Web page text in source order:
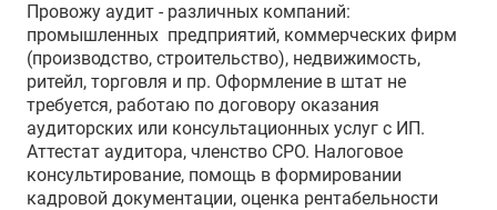
Провожу аудит - различных компаний:
промышленных предприятий, коммерческих фирм
(производство, строительство), недвижимость,
ритейл, торговля и пр. Оформление в штат не
требуется, работаю по договору оказания
аудиторских или консультационных услуг с ИП.
Аттестат аудитора, членство СРО. Налоговое
консультирование, помощь в формировании
кадровой документации, оценка рентабельности